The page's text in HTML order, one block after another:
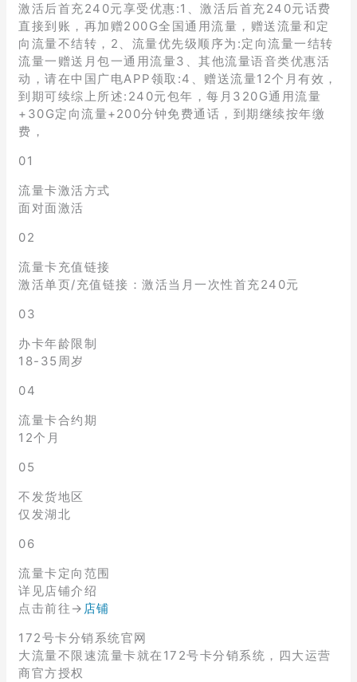
激活后首充240元享受优惠:1、激活后首充240元话费
直接到账，再加赠200G全国通用流量，赠送流量和定
向流量不结转，2、流量优先级顺序为:定向流量一结转
流量一赠送月包一通用流量3、其他流量语音类优惠活
动，请在中国广电APP领取:4、赠送流量12个月有效，
到期可续综上所述:240元包年，每月320G通用流量
+30G定向流量+200分钟免费通话，到期继续按年缴
费，
01
流量卡激活方式
面对面激活
02
流量卡充值链接
激活单页/充值链接：激活当月一次性首充240元
03
办卡年龄限制
18-35周岁
04
流量卡合约期
12个月
05
不发货地区
仅发湖北
06
流量卡定向范围
详见店铺介绍
点击前往→ 店铺
172号卡分销系统官网
大流量不限速流量卡就在172号卡分销系统，四大运营
商官方授权